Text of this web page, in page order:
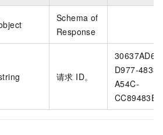
Schema of
Response
请求 ID。
30637AD6-
D977-4833-
A54C-